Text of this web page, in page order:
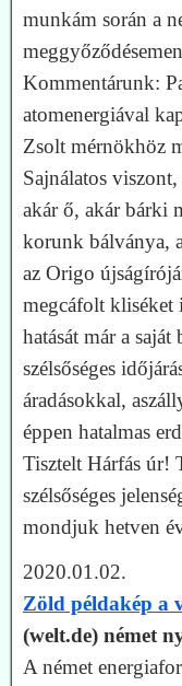
munkám során a
Kommentárunk:
atomenergiával
Zsolt mérnökhöz
Sajnálatos
akár ő, akár bárki
korunk bálványa,
az Origo
megcáfolt kliséket
hatását már a
szélsőséges
áradásokkal,
éppen hatalmas
Tisztelt Hárfás úr!
szélsőséges
mondjuk hetven
2020.01.02.
Zöld példakép a
(welt.de) német
A német